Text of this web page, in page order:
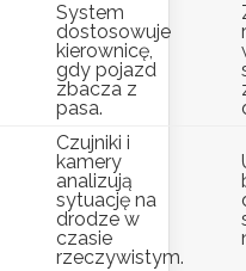
System
dostosowuje
kierownicę,
gdy pojazd
zbacza z
pasa.
Czujniki i
kamery
analizują
sytuację na
drodze w
czasie
rzeczywistym.